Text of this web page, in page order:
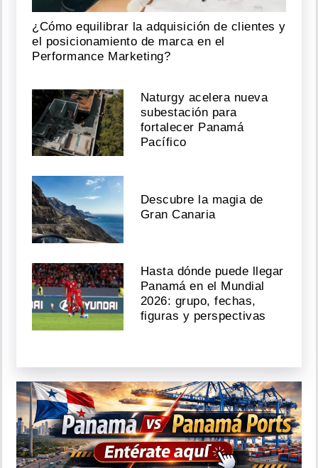
¿Cómo equilibrar la adquisición de clientes y
el posicionamiento de marca en el
Performance Marketing?
Naturgy acelera nueva
subestación para
fortalecer Panamá
Pacífico
Descubre la magia de
Gran Canaria
Hasta dónde puede llegar
Panamá en el Mundial
2026: grupo, fechas,
figuras y perspectivas